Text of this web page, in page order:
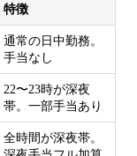
特徴
通常の日中勤務。
手当なし
22〜23時が深夜
帯。一部手当あり
全時間が深夜帯。